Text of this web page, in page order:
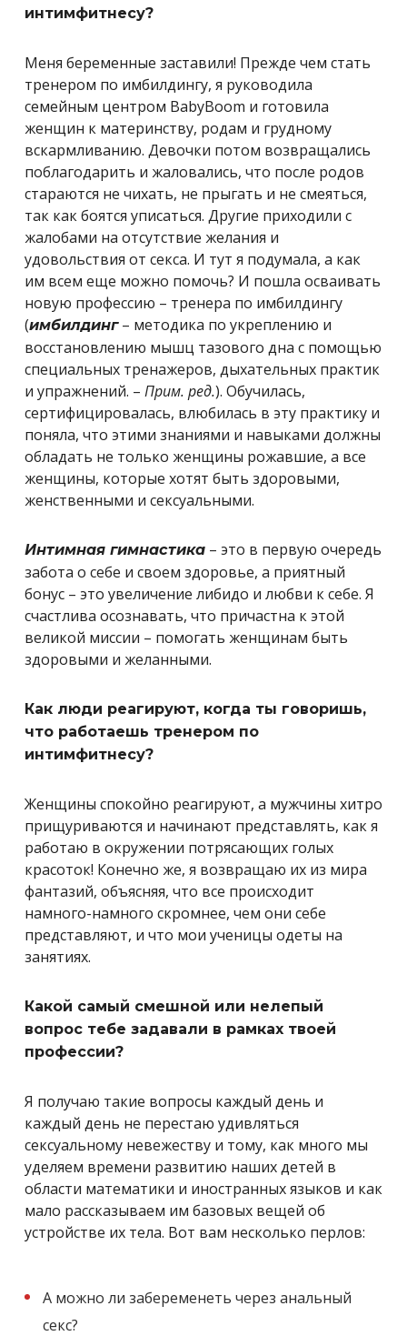
интимфитнесу?
Меня беременные заставили! Прежде чем стать
тренером по имбилдингу, я руководила
семейным центром BabyBoom и готовила
женщин к материнству, родам и грудному
вскармливанию. Девочки потом возвращались
поблагодарить и жаловались, что после родов
стараются не чихать, не прыгать и не смеяться,
так как боятся уписаться. Другие приходили с
жалобами на отсутствие желания и
удовольствия от секса. И тут я подумала, а как
им всем еще можно помочь? И пошла осваивать
новую профессию – тренера по имбилдингу
(имбилдинг– методика по укреплению и
восстановлению мышц тазового дна с помощью
специальных тренажеров, дыхательных практик
и упражнений. – Прим. ред.). Обучилась,
сертифицировалась, влюбилась в эту практику и
поняла, что этими знаниями и навыками должны
обладать не только женщины рожавшие, а все
женщины, которые хотят быть здоровыми,
женственными и сексуальными.
Интимная гимнастика – это в первую очередь
забота о себе и своем здоровье, а приятный
бонус – это увеличение либидо и любви к себе. Я
счастлива осознавать, что причастна к этой
великой миссии – помогать женщинам быть
здоровыми и желанными.
Как люди реагируют, когда ты говоришь,
что работаешь тренером по
интимфитнесу?
Женщины спокойно реагируют, а мужчины хитро
прищуриваются и начинают представлять, как я
работаю в окружении потрясающих голых
красоток! Конечно же, я возвращаю их из мира
фантазий, объясняя, что все происходит
намного-намного скромнее, чем они себе
представляют, и что мои ученицы одеты на
занятиях.
Какой самый смешной или нелепый
вопрос тебе задавали в рамках твоей
профессии?
Я получаю такие вопросы каждый день и
каждый день не перестаю удивляться
сексуальному невежеству и тому, как много мы
уделяем времени развитию наших детей в
области математики и иностранных языков и как
мало рассказываем им базовых вещей об
устройстве их тела. Вот вам несколько перлов:
А можно ли забеременеть через анальный
секс?